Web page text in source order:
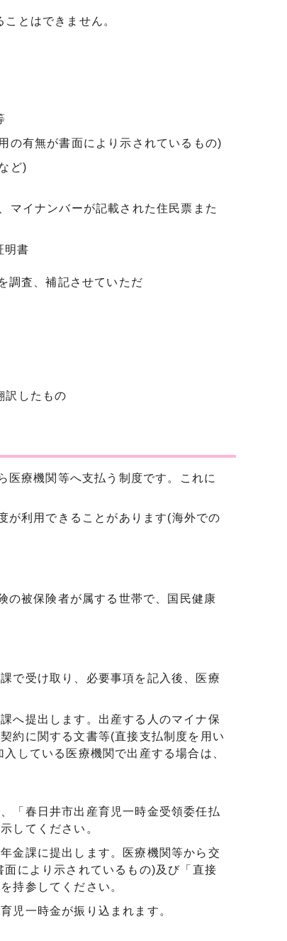
とはできません。
の有無が書面により示されているもの)
ど)
マイナンバーが記載された住民票また
明書
調査、補記させていただ
訳したもの
医療機関等へ支払う制度です。これに
が利用できることがあります(海外での
の被保険者が属する世帯で、国民健康
で受け取り、必要事項を記入後、医療
へ提出します。出産する人のマイナ保
約に関する文書等(直接支払制度を用い
している医療機関で出産する場合は、
「春日井市出産育児一時金受領委任払
してください。
金課に提出します。医療機関等から交
により示されているもの)及び「直接
持参してください。
児一時金が振り込まれます。